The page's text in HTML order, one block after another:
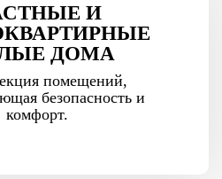
И
ДОМА
помещений,
безопасность и
комфорт.